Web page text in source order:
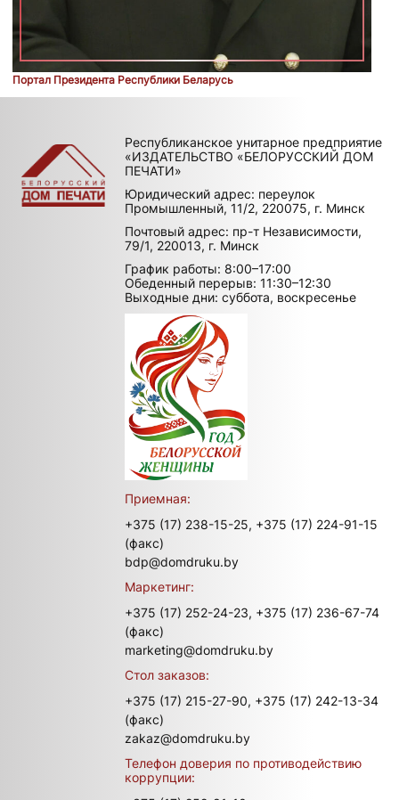
Портал Президента Республики Беларусь
Республиканское унитарное предприятие
«ИЗДАТЕЛЬСТВО «БЕЛОРУССКИЙ ДОМ
ПЕЧАТИ»
Юридический адрес: переулок
Промышленный, 11/2, 220075, г. Минск
Почтовый адрес: пр-т Независимости,
79/1, 220013, г. Минск
График работы: 8:00–17:00
Обеденный перерыв: 11:30–12:30
Выходные дни: суббота, воскресенье
Приемная:
+375 (17) 238-15-25, +375 (17) 224-91-15
(факс)
bdp@domdruku.by
Маркетинг:
+375 (17) 252-24-23, +375 (17) 236-67-74
(факс)
marketing@domdruku.by
Стол заказов:
+375 (17) 215-27-90, +375 (17) 242-13-34
(факс)
zakaz@domdruku.by
Телефон доверия по противодействию
коррупции: